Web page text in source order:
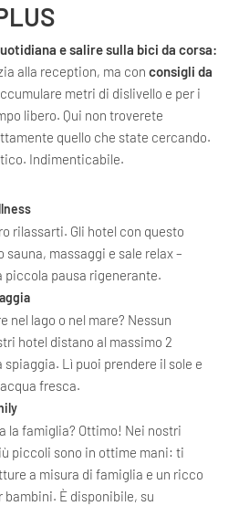
e salire sulla bici da corsa:
alla reception, ma con consigli da
metri di dislivello e per i
libero. Qui non troverete
quello che state cercando.
Indimenticabile.
rilassarti. Gli hotel con questo
sauna, massaggi e sale relax –
piccola pausa rigenerante.
nel lago o nel mare? Nessun
hotel distano al massimo 2
Lì puoi prendere il sole e
fresca.
la famiglia? Ottimo! Nei nostri
piccoli sono in ottime mani: ti
a misura di famiglia e un ricco
bambini. È disponibile, su